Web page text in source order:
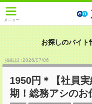
メニュー
お探しのバイト
掲載日 :2026/07/06
1950円＊【社員
期！総務アシのお